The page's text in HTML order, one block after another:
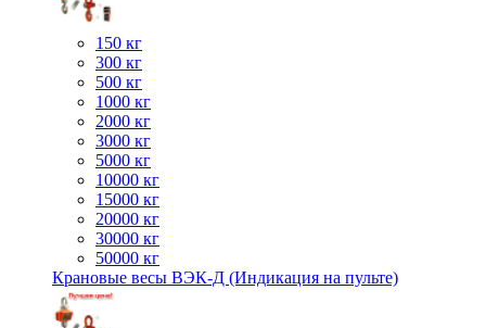
150 кг
300 кг
500 кг
1000 кг
2000 кг
3000 кг
5000 кг
10000 кг
15000 кг
20000 кг
30000 кг
50000 кг
Крановые весы ВЭК-Д (Индикация на пульте)